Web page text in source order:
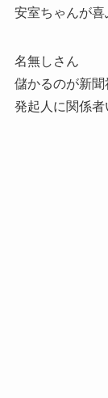
安室ちゃんが
名無しさん
儲かるのが新聞
発起人に関係者